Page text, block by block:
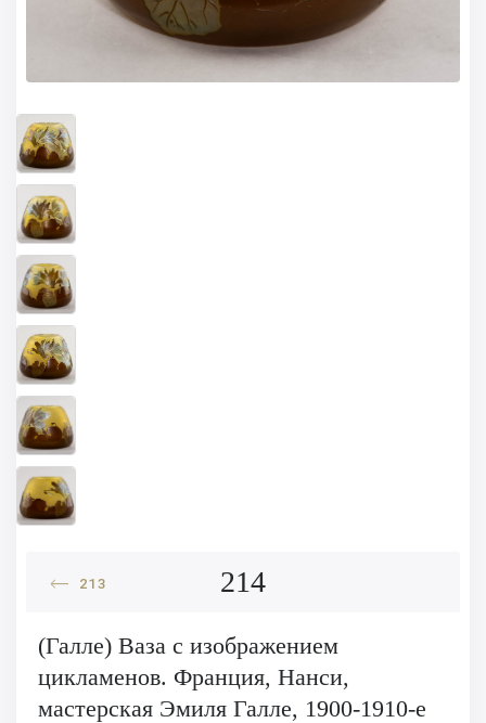
213 214
(Галле) Ваза с изображением
цикламенов. Франция, Нанси,
мастерская Эмиля Галле, 1900-1910-е